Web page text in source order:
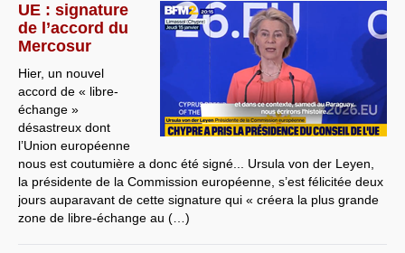
UE : signature
de l’accord du
Mercosur
Hier, un nouvel
accord de « libre-
échange »
désastreux dont
l’Union européenne
nous est coutumière a donc été signé... Ursula von der Leyen,
la présidente de la Commission européenne, s’est félicitée deux
jours auparavant de cette signature qui « créera la plus grande
zone de libre-échange au (…)